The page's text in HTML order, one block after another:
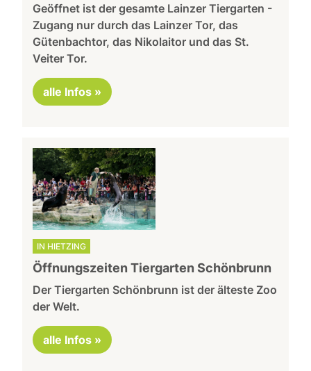
Geöffnet ist der gesamte Lainzer Tiergarten -
Zugang nur durch das Lainzer Tor, das
Gütenbachtor, das Nikolaitor und das St.
Veiter Tor.
alle Infos »
IN HIETZING
Öffnungszeiten Tiergarten Schönbrunn
Der Tiergarten Schönbrunn ist der älteste Zoo
der Welt.
alle Infos »